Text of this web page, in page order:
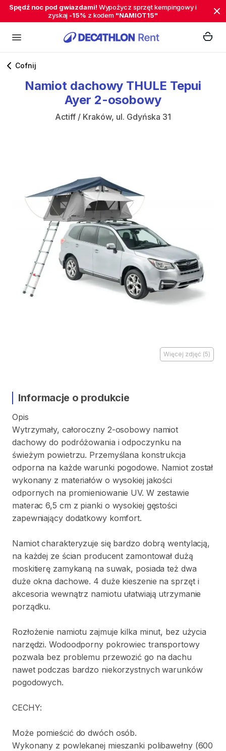
Spędź noc pod gwiazdami! Wypożycz sprzęt kempingowy i
zyskaj -15% z kodem "NAMIOT15"
Cofnij
Namiot dachowy THULE Tepui
Ayer 2-osobowy
Actiff / Kraków, ul. Gdyńska 31
Więcej zdjęć (5)
Informacje o produkcie
Opis
Wytrzymały​,​ całoroczny 2-osobowy namiot
dachowy do podróżowania i odpoczynku na
świeżym powietrzu. Przemyślana konstrukcja
odporna na każde warunki pogodowe. Namiot został
wykonany z materiałów o wysokiej jakości
odpornych na promieniowanie UV. W zestawie
materac 6​,​5 cm z pianki o wysokiej gęstości
zapewniający dodatkowy komfort.
Namiot charakteryzuje się bardzo dobrą wentylacją​,​
na każdej ze ścian producent zamontował dużą
moskitierę zamykaną na suwak​,​ posiada też dwa
duże okna dachowe. 4 duże kieszenie na sprzęt i
akcesoria wewnątrz namiotu ułatwiają utrzymanie
porządku.
Rozłożenie namiotu zajmuje kilka minut​,​ bez użycia
narzędzi. Wodoodporny pokrowiec transportowy
pozwala bez problemu przewozić go na dachu
nawet podczas bardzo niekorzystnych warunków
pogodowych.
CECHY:
Może pomieścić do dwóch osób.
Wykonany z powlekanej mieszanki polibawełny (600